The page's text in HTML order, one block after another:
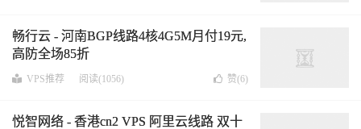
畅行云 - 河南BGP线路4核4G5M月付19元,
高防全场85折
VPS推荐 阅读(1056) 赞(6)
悦智网络 - 香港cn2 VPS 阿里云线路 双十